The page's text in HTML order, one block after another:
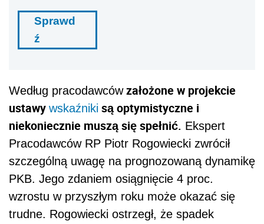
Sprawd
ź
Według pracodawcówzałożone w projekcie
ustawy wskaźniki są optymistyczne i
niekoniecznie muszą się spełnić. Ekspert
Pracodawców RP Piotr Rogowiecki zwrócił
szczególną uwagę na prognozowaną dynamikę
PKB. Jego zdaniem osiągnięcie 4 proc.
wzrostu w przyszłym roku może okazać się
trudne. Rogowiecki ostrzegł, że spadek